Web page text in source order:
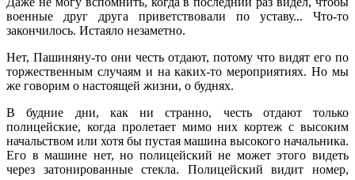
военные друг друга приветствовали по уставу... Что-то
закончилось. Истаяло незаметно.
Нет, Пашиняну-то они честь отдают, потому что видят его по
торжественным случаям и на каких-то мероприятиях. Но мы
же говорим о настоящей жизни, о буднях.
В будние дни, как ни странно, честь отдают только
полицейские, когда пролетает мимо них кортеж с высоким
начальством или хотя бы пустая машина высокого начальника.
Его в машине нет, но полицейский не может этого видеть
через затонированные стекла. Полицейский видит номер,